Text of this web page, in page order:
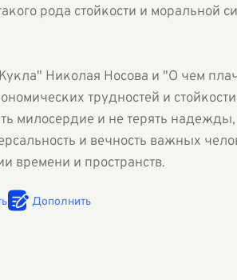
рода стойкости и моральной
Николая Носова и "О чем
трудностей и
милосердие и не терять
и вечность важных
времени и пространств.
Дополнить